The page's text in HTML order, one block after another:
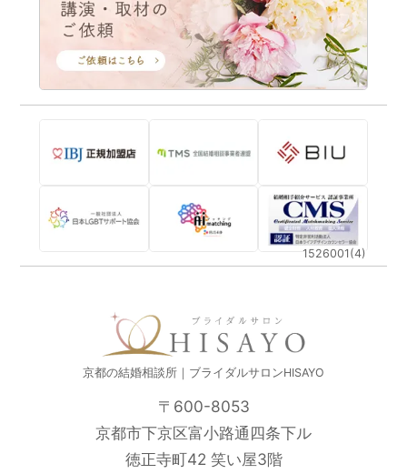
1526001(4)
京都の結婚相談所｜ブライダルサロンHISAYO
〒600-8053
京都市下京区富小路通四条下ル
徳正寺町42 笑い屋3階